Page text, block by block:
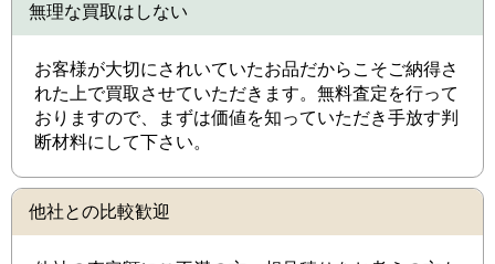
無理な買取はしない
お客様が大切にされいていたお品だからこそご納得さ
れた上で買取させていただきます。無料査定を行って
おりますので、まずは価値を知っていただき手放す判
断材料にして下さい。
他社との比較歓迎